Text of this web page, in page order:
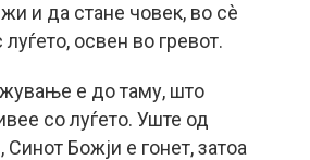
и да стане човек, во сè
освен во гревот.
е до таму, што
со луѓето. Уште од
Божји е гонет, затоа